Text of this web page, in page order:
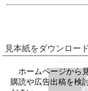
見本紙をダウンロード
ホームページから
購読や広告出稿を検